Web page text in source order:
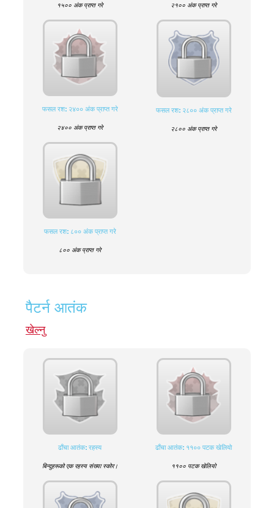
१५०० अंक प्राप्त गरे २१०० अंक प्राप्त गरे
फसल रश: २४०० अंक प्राप्त गरे
२४०० अंक प्राप्त गरे
फसल रश: २८०० अंक प्राप्त गरे
२८०० अंक प्राप्त गरे
फसल रश: ८०० अंक प्राप्त गरे
८०० अंक प्राप्त गरे
पैटर्न आतंक
खेल्नु
ढाँचा आतंक: रहस्य
बिन्दुहरूको एक रहस्य संख्या स्कोर।
ढाँचा आतंक: ११०० पटक खेलियो
११०० पटक खेलियो